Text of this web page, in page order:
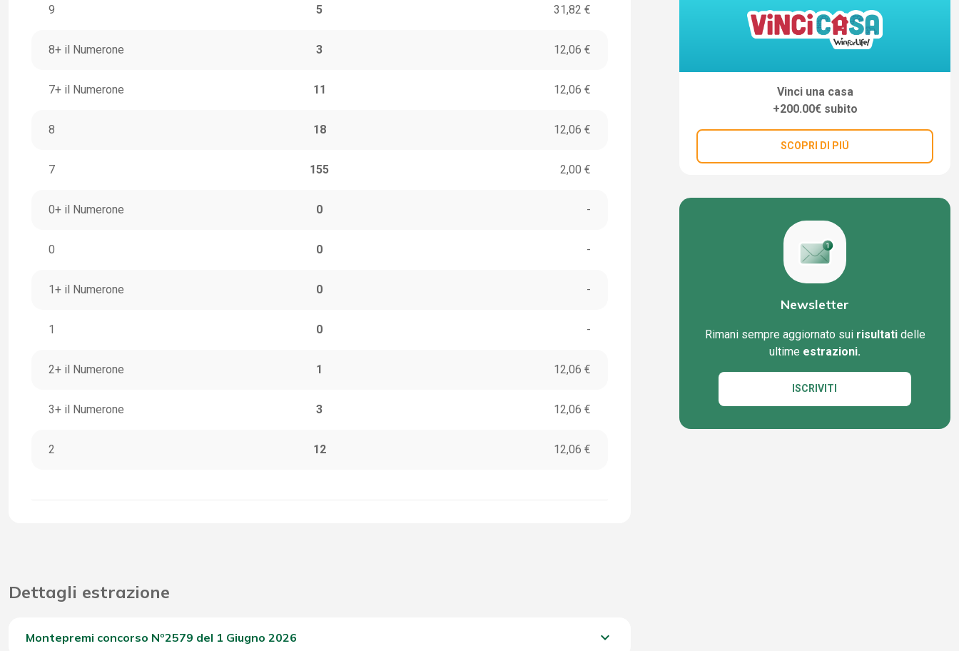
9 5 31,82 €
8+ il Numerone 3 12,06 €
7+ il Numerone 11 12,06 €
8 18 12,06 €
7 155 2,00 €
0+ il Numerone 0 -
0 0 -
1+ il Numerone 0 -
1 0 -
2+ il Numerone 1 12,06 €
3+ il Numerone 3 12,06 €
2 12 12,06 €
Dettagli estrazione
Montepremi concorso Nº2579 del 1 Giugno 2026 keyboard_arrow_down
Vinci una casa
+200.00€ subito
SCOPRI DI PIÚ
Newsletter
Rimani sempre aggiornato sui risultatidelle
ultime estrazioni.
ISCRIVITI